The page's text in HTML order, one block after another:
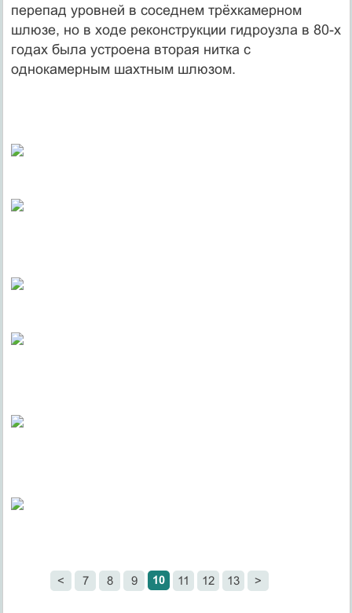
перепад уровней в соседнем трёхкамерном
шлюзе, но в ходе реконструкции гидроузла в 80-х
годах была устроена вторая нитка с
однокамерным шахтным шлюзом.
< 7 8 9 10 11 12 13 >